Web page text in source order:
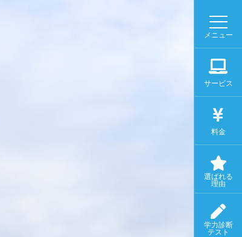
メニュー
サービス
料金
選ばれる
理由
学力診断
テスト